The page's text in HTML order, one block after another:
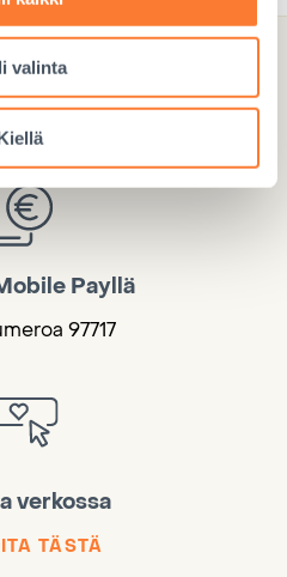
valintalapsuus
Payllä
97717
verkossa
TÄSTÄ